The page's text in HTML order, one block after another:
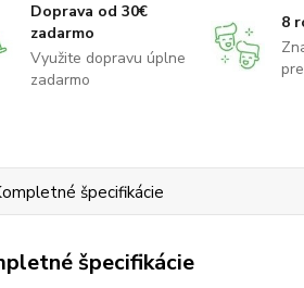
Doprava od 30€
zadarmo
Využite dopravu úplne
zadarmo
8
špecifikácie
špecifikácie